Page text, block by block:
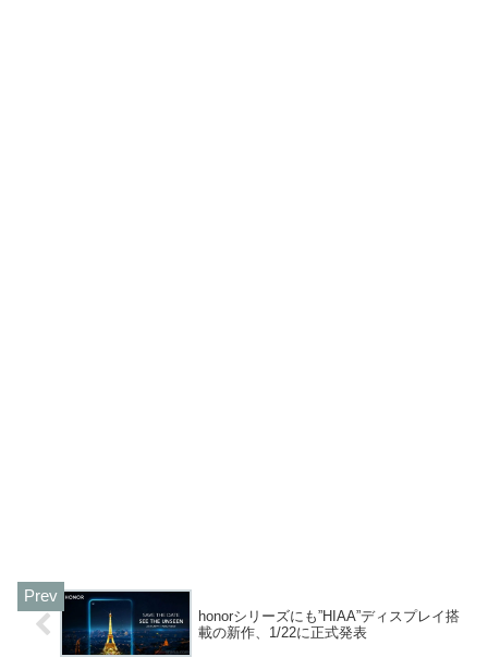
honorシリーズにも”HIAA”ディスプレイ搭
載の新作、1/22に正式発表